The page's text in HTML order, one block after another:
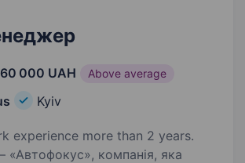
000 UAH Above average
Kyiv
experience more than 2 years.
компанія, яка